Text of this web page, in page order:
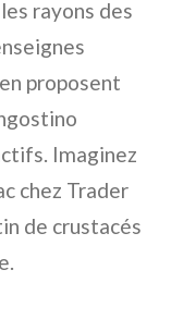
rayons des
en proposent
Imaginez
chez Trader
de crustacés